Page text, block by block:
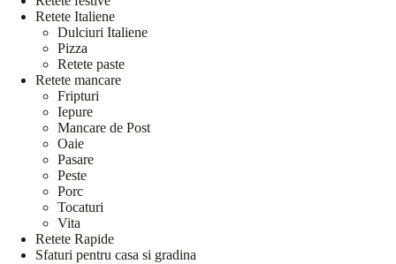
Retete Italiene
Dulciuri Italiene
Pizza
Retete paste
Retete mancare
Fripturi
Iepure
Mancare de Post
Oaie
Pasare
Peste
Porc
Tocaturi
Vita
Retete Rapide
Sfaturi pentru casa si gradina